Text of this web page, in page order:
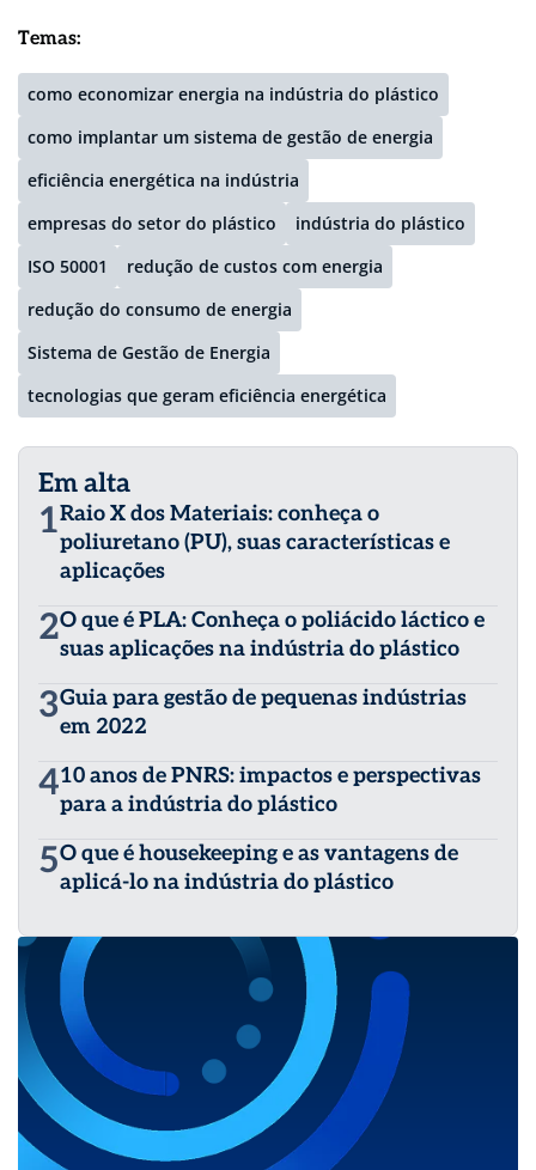
Temas:
como economizar energia na indústria do plástico
como implantar um sistema de gestão de energia
eficiência energética na indústria
empresas do setor do plástico
indústria do plástico
ISO 50001
redução de custos com energia
redução do consumo de energia
Sistema de Gestão de Energia
tecnologias que geram eficiência energética
Em alta
1Raio X dos Materiais: conheça o
poliuretano (PU), suas características e
aplicações
2O que é PLA: Conheça o poliácido láctico e
suas aplicações na indústria do plástico
3Guia para gestão de pequenas indústrias
em 2022
410 anos de PNRS: impactos e perspectivas
para a indústria do plástico
5O que é housekeeping e as vantagens de
aplicá-lo na indústria do plástico